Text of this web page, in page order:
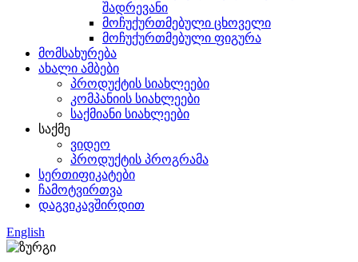
შადრევანი
მოჩუქურთმებული ცხოველი
მოჩუქურთმებული ფიგურა
მომსახურება
ახალი ამბები
პროდუქტის სიახლეები
კომპანიის სიახლეები
საქმიანი სიახლეები
საქმე
ვიდეო
პროდუქტის პროგრამა
სერთიფიკატები
ჩამოტვირთვა
დაგვიკავშირდით
English